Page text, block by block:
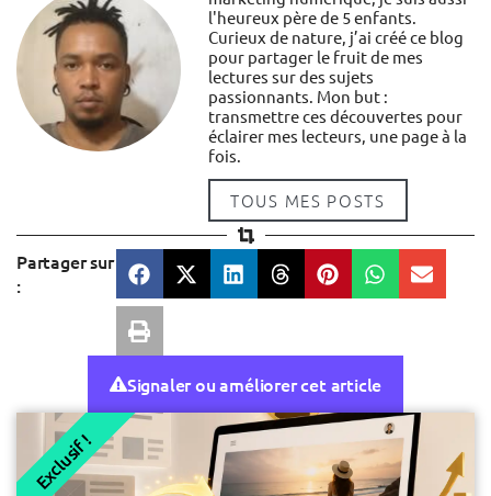
l'heureux père de 5 enfants.
Curieux de nature, j’ai créé ce blog
pour partager le fruit de mes
lectures sur des sujets
passionnants. Mon but :
transmettre ces découvertes pour
éclairer mes lecteurs, une page à la
fois.
TOUS MES POSTS
Partager sur
:
Signaler ou améliorer cet article
Exclusif !